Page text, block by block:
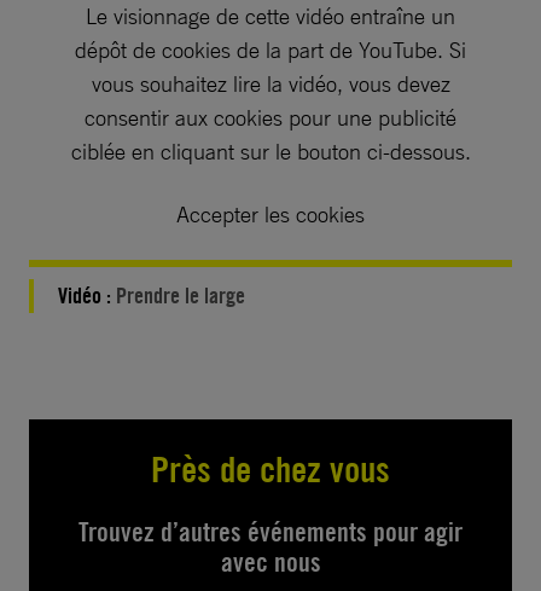
Le visionnage de cette vidéo entraîne un
dépôt de cookies de la part de YouTube. Si
vous souhaitez lire la vidéo, vous devez
consentir aux cookies pour une publicité
ciblée en cliquant sur le bouton ci-dessous.
Accepter les cookies
Vidéo : Prendre le large
Près de chez vous
Trouvez d’autres événements pour agir
avec nous